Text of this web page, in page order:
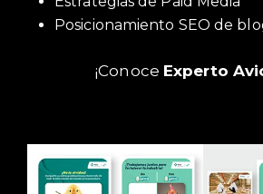
Posicionamiento SEO de
¡Conoce Experto